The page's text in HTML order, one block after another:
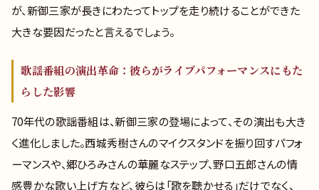
が、新御三家が長きにわたってトップを走り続けることができた
大きな要因だったと言えるでしょう。
歌謡番組の演出革命：彼らがライブパフォーマンスにもた
らした影響
70年代の歌謡番組は、新御三家の登場によって、その演出も大き
く進化しました。西城秀樹さんのマイクスタンドを振り回すパフォ
ーマンスや、郷ひろみさんの華麗なステップ、野口五郎さんの情
感豊かな歌い上げ方など、彼らは「歌を聴かせる」だけでなく、